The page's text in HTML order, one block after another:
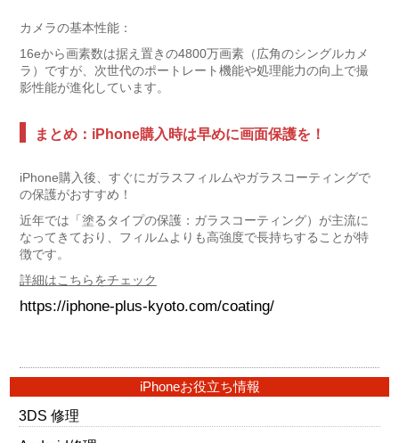
カメラの基本性能：
16eから画素数は据え置きの4800万画素（広角のシングルカメ
ラ）ですが、次世代のポートレート機能や処理能力の向上で撮
影性能が進化しています。
まとめ：iPhone購入時は早めに画面保護を！
iPhone購入後、すぐにガラスフィルムやガラスコーティングで
の保護がおすすめ！
近年では「塗るタイプの保護：ガラスコーティング）が主流に
なってきており、フィルムよりも高強度で長持ちすることが特
徴です。
詳細はこちらをチェック
https://iphone-plus-kyoto.com/coating/
iPhoneお役立ち情報
3DS 修理